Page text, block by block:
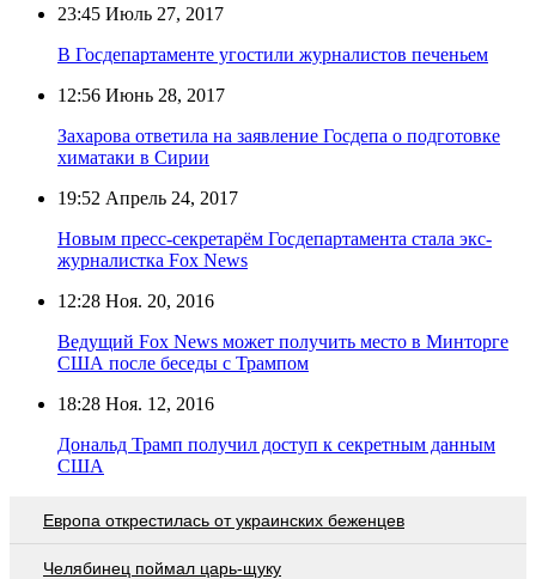
23:45 Июль 27, 2017
В Госдепартаменте угостили журналистов печеньем
12:56 Июнь 28, 2017
Захарова ответила на заявление Госдепа о подготовке
химатаки в Сирии
19:52 Апрель 24, 2017
Новым пресс-секретарём Госдепартамента стала экс-
журналистка Fox News
12:28 Ноя. 20, 2016
Ведущий Fox News может получить место в Минторге
США после беседы с Трампом
18:28 Ноя. 12, 2016
Дональд Трамп получил доступ к секретным данным
США
Европа открестилась от украинских беженцев
Челябинец поймал царь-щуку